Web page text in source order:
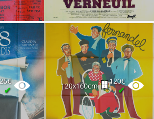
25€
✔ 120x160cm
120€
✔